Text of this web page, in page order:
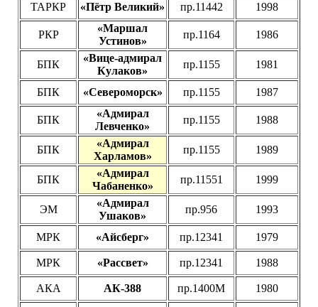
ТАРКР «Пётр Великий» пр.11442 1998
РКР
«Маршал
Устинов»
пр.1164 1986
БПК
«Вице-адмирал
Кулаков»
пр.1155 1981
БПК «Североморск» пр.1155 1987
БПК
«Адмирал
Левченко»
пр.1155 1988
БПК
«Адмирал
Харламов»
пр.1155 1989
БПК
«Адмирал
Чабаненко»
пр.11551 1999
ЭМ
«Адмирал
Ушаков»
пр.956 1993
МРК «Айсберг» пр.12341 1979
МРК «Рассвет» пр.12341 1988
АКА АК-388 пр.1400М 1980